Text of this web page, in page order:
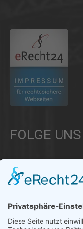
FOLGE UNS
Informationen aus